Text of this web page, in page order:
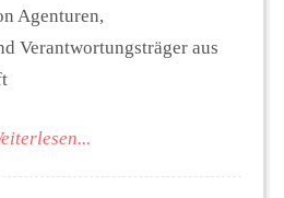
Agenturen,
Verantwortungsträger aus